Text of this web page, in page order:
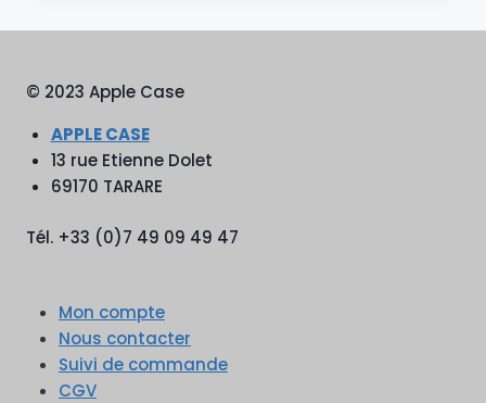
© 2023 Apple Case
APPLE CASE
13 rue Etienne Dolet
69170 TARARE
Tél. +33 (0)7 49 09 49 47
Mon compte
Nous contacter
Suivi de commande
CGV